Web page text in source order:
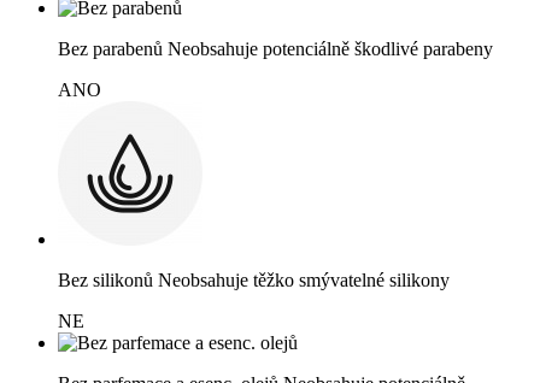
Bez parabenů Neobsahuje potenciálně škodlivé parabeny
ANO
Bez silikonů Neobsahuje těžko smývatelné silikony
NE